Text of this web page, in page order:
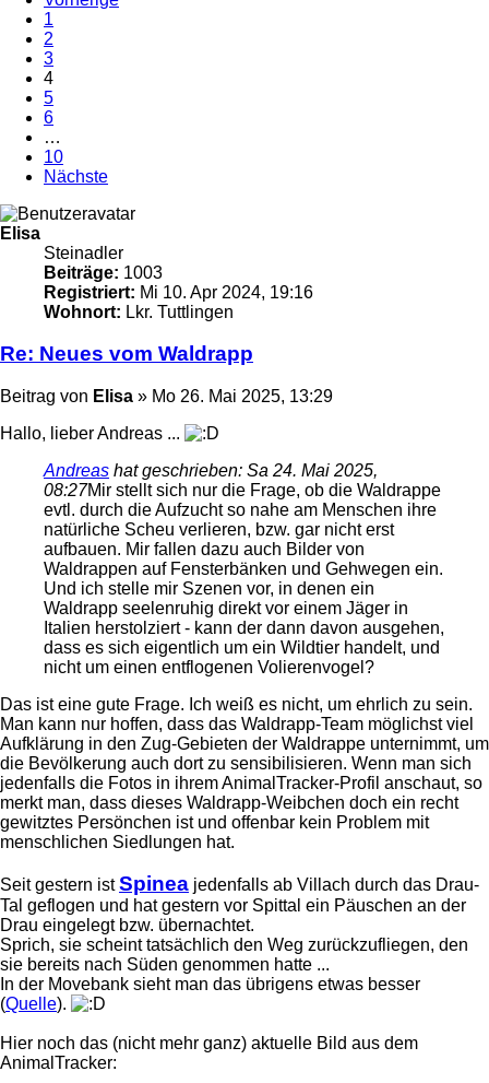
1
2
3
4
5
6
…
10
Nächste
Elisa
Steinadler
Beiträge: 1003
Registriert: Mi 10. Apr 2024, 19:16
Wohnort: Lkr. Tuttlingen
Re: Neues vom Waldrapp
Beitrag von Elisa » Mo 26. Mai 2025, 13:29
Hallo, lieber Andreas ...
Andreas hat geschrieben: Sa 24. Mai 2025,
08:27Mir stellt sich nur die Frage, ob die Waldrappe
evtl. durch die Aufzucht so nahe am Menschen ihre
natürliche Scheu verlieren, bzw. gar nicht erst
aufbauen. Mir fallen dazu auch Bilder von
Waldrappen auf Fensterbänken und Gehwegen ein.
Und ich stelle mir Szenen vor, in denen ein
Waldrapp seelenruhig direkt vor einem Jäger in
Italien herstolziert - kann der dann davon ausgehen,
dass es sich eigentlich um ein Wildtier handelt, und
nicht um einen entflogenen Volierenvogel?
Das ist eine gute Frage. Ich weiß es nicht, um ehrlich zu sein.
Man kann nur hoffen, dass das Waldrapp-Team möglichst viel
Aufklärung in den Zug-Gebieten der Waldrappe unternimmt, um
die Bevölkerung auch dort zu sensibilisieren. Wenn man sich
jedenfalls die Fotos in ihrem AnimalTracker-Profil anschaut, so
merkt man, dass dieses Waldrapp-Weibchen doch ein recht
gewitztes Persönchen ist und offenbar kein Problem mit
menschlichen Siedlungen hat.
Seit gestern istSpinea jedenfalls ab Villach durch das Drau-
Tal geflogen und hat gestern vor Spittal ein Päuschen an der
Drau eingelegt bzw. übernachtet.
Sprich, sie scheint tatsächlich den Weg zurückzufliegen, den
sie bereits nach Süden genommen hatte ...
In der Movebank sieht man das übrigens etwas besser
(Quelle).
Hier noch das (nicht mehr ganz) aktuelle Bild aus dem
AnimalTracker: